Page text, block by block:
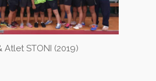
STONI (2019)